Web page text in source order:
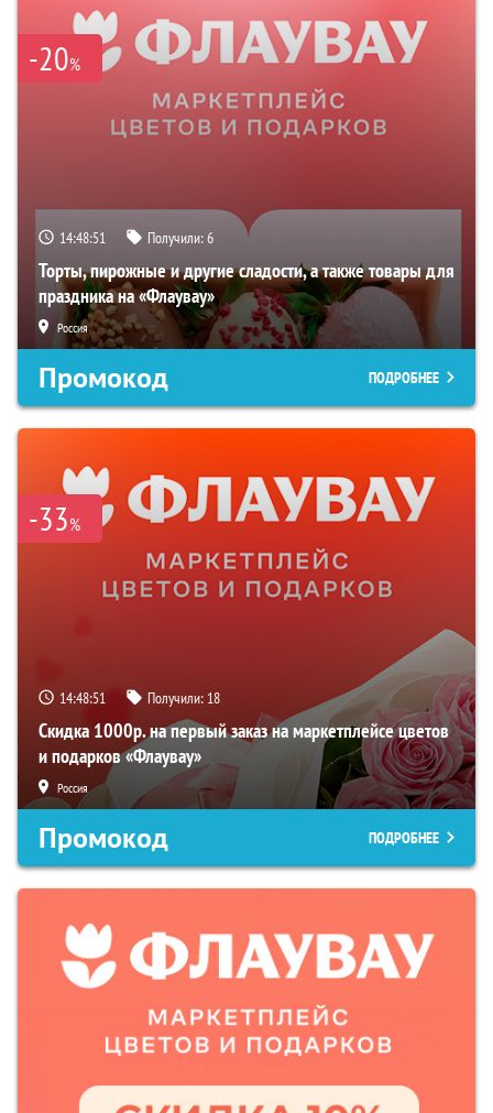
-20%
14:48:50 Получили:6
Торты, пирожные и другие сладости, а также товары для
праздника на «Флаувау»
Россия
Промокод ПОДРОБНЕЕ
-33%
14:48:50 Получили: 18
Скидка 1000р. на первый заказ на маркетплейсе цветов
и подарков «Флаувау»
Россия
Промокод ПОДРОБНЕЕ